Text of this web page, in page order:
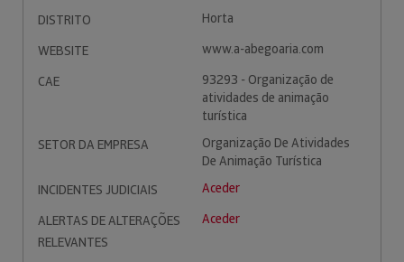
DISTRITO
Horta
WEBSITE
www.a-abegoaria.com
CAE
93293 - Organização de
atividades de animação
turística
SETOR DA EMPRESA
Organização De Atividades
De Animação Turística
INCIDENTES JUDICIAIS
Aceder
ALERTAS DE ALTERAÇÕES
RELEVANTES
Aceder